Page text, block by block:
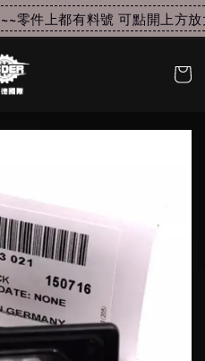
零件上都有料號 可點開上方放